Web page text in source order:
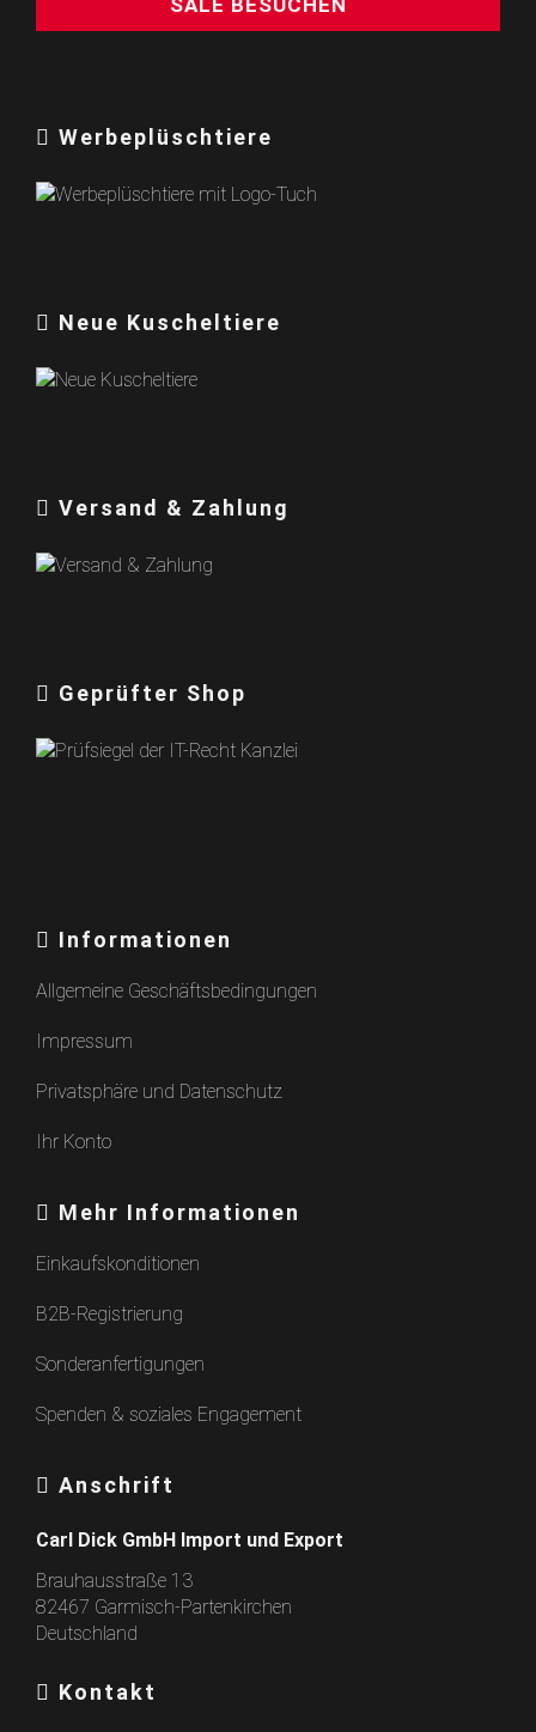
Werbeplüschtiere
Neue Kuscheltiere
Versand & Zahlung
Geprüfter Shop
Informationen
Allgemeine Geschäftsbedingungen
Impressum
Privatsphäre und Datenschutz
Ihr Konto
Mehr Informationen
Einkaufskonditionen
B2B-Registrierung
Sonderanfertigungen
Spenden & soziales Engagement
Anschrift
Carl Dick GmbH Import und Export
Brauhausstraße 13
82467 Garmisch-Partenkirchen
Deutschland
Kontakt